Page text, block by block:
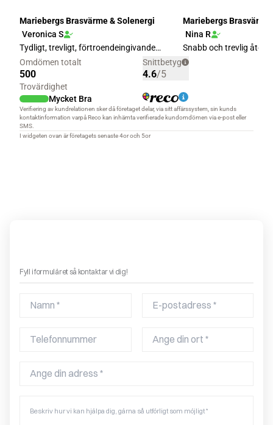
Fyll i formuläret så kontaktar vi dig!